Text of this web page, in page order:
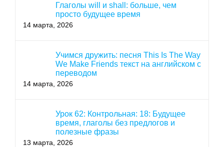
Глаголы will и shall: больше, чем
просто будущее время
14 марта, 2026
Учимся дружить: песня This Is The Way
We Make Friends текст на английском с
переводом
14 марта, 2026
Урок 62: Контрольная: 18: Будущее
время, глаголы без предлогов и
полезные фразы
13 марта, 2026